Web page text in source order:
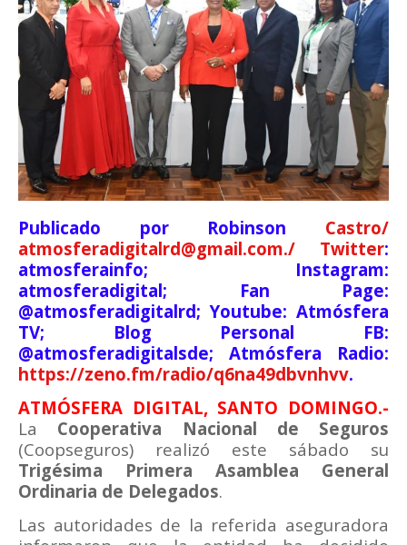
Publicado por Robinson Castro/
atmosferadigitalrd@gmail.com./ Twitter:
atmosferainfo; Instagram:
atmosferadigital; Fan Page:
@atmosferadigitalrd; Youtube: Atmósfera
TV; Blog Personal FB:
@atmosferadigitalsde; Atmósfera Radio:
https://zeno.fm/radio/q6na49dbvnhvv.
ATMÓSFERA DIGITAL, SANTO DOMINGO.-
La Cooperativa Nacional de Seguros
(Coopseguros) realizó este sábado su
Trigésima Primera Asamblea General
Ordinaria de Delegados.
Las autoridades de la referida aseguradora